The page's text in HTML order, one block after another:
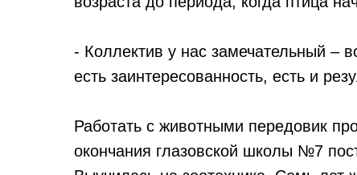
- Коллектив у нас замечательный –
есть заинтересованность, есть и
Работать с животными передовик
окончания глазовской школы №7